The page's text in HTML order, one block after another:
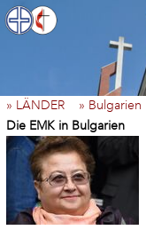
» LÄNDER
» Bulgarien
Die EMK in Bulgarien